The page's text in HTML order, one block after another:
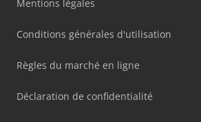
Mentions légales
Conditions générales d'utilisation
Règles du marché en ligne
Déclaration de confidentialité